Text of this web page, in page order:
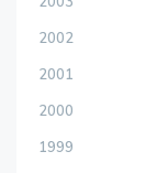
2002
2001
2000
1999